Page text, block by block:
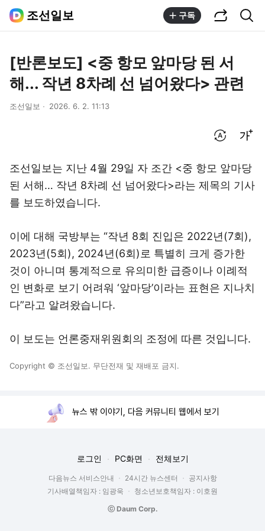
조선일보 구독
[반론보도] <중 항모 앞마당 된 서
해... 작년 8차례 선 넘어왔다> 관련
조선일보 2026. 6. 2. 11:13
조선일보는 지난 4월 29일 자 조간 <중 항모 앞마당
된 서해… 작년 8차례 선 넘어왔다>라는 제목의 기사
를 보도하였습니다.
이에 대해 국방부는 “작년 8회 진입은 2022년(7회),
2023년(5회), 2024년(6회)로 특별히 크게 증가한
것이 아니며 통계적으로 유의미한 급증이나 이례적
인 변화로 보기 어려워 ‘앞마당’이라는 표현은 지나치
다”라고 알려왔습니다.
이 보도는 언론중재위원회의 조정에 따른 것입니다.
Copyright © 조선일보. 무단전재 및 재배포 금지.
뉴스 밖 이야기, 다음 커뮤니티 웹에서 보기
로그인 PC화면 전체보기
다음뉴스 서비스안내 24시간 뉴스센터
공지사항
기사배열책임자 : 임광욱
청소년보호책임자 : 이호원
ⓒ Daum Corp.